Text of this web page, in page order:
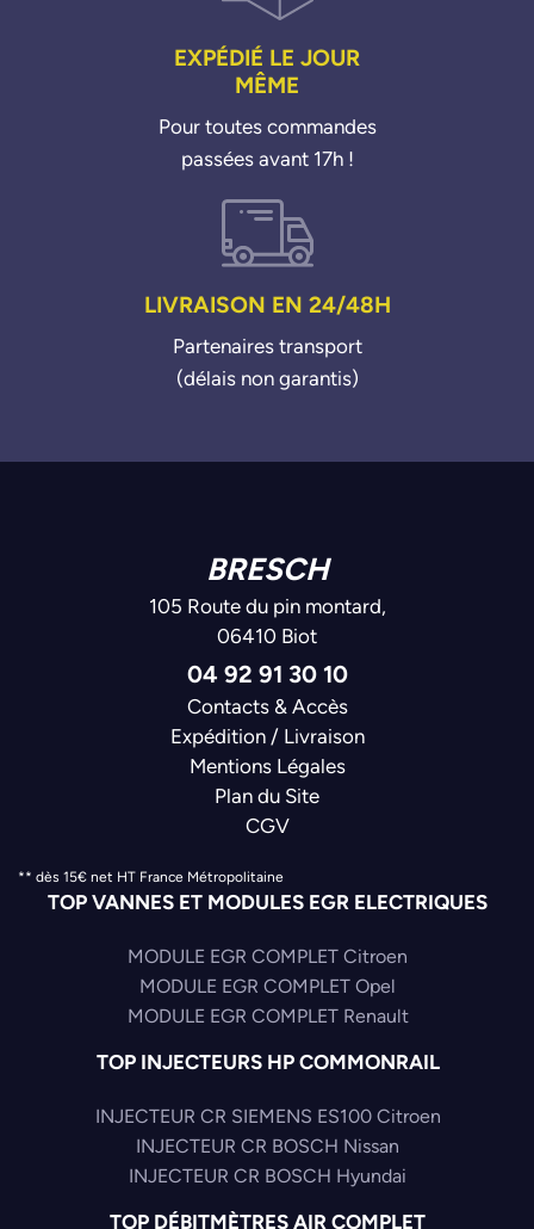
EXPÉDIÉ LE JOUR
MÊME
Pour toutes commandes
passées avant 17h !
LIVRAISON EN 24/48H
Partenaires transport
(délais non garantis)
BRESCH
105 Route du pin montard,
06410 Biot
04 92 91 30 10
Contacts & Accès
Expédition / Livraison
Mentions Légales
Plan du Site
CGV
** dès 15€ net HT France Métropolitaine
TOP VANNES ET MODULES EGR ELECTRIQUES
MODULE EGR COMPLET Citroen
MODULE EGR COMPLET Opel
MODULE EGR COMPLET Renault
TOP INJECTEURS HP COMMONRAIL
INJECTEUR CR SIEMENS ES100 Citroen
INJECTEUR CR BOSCH Nissan
INJECTEUR CR BOSCH Hyundai
TOP DÉBITMÈTRES AIR COMPLET